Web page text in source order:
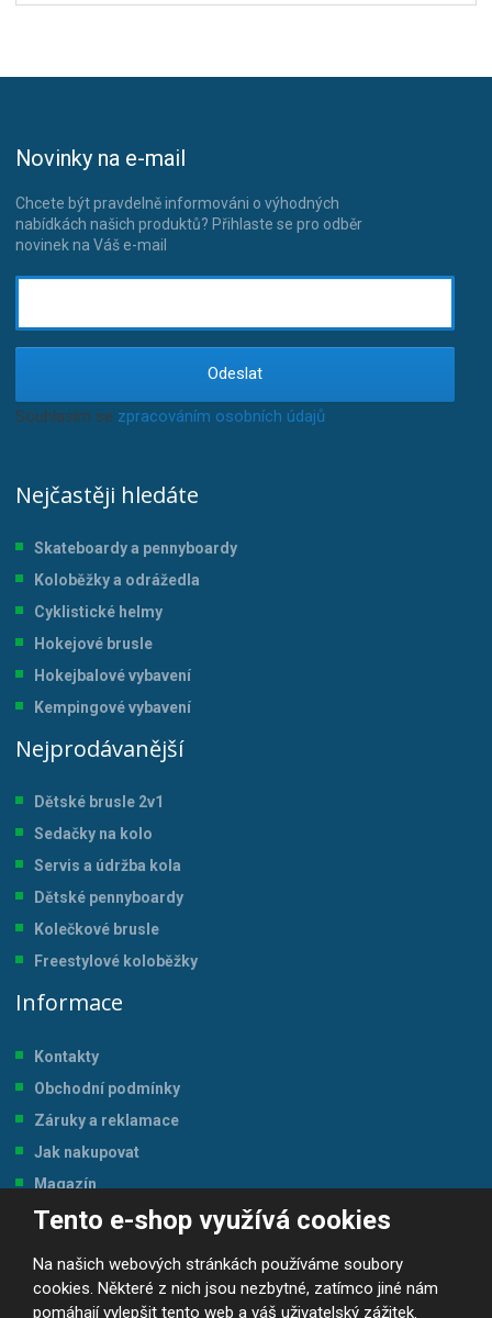
Tento e-shop využívá cookies
Na našich webových stránkách používáme soubory
cookies. Některé z nich jsou nezbytné, zatímco jiné nám
pomáhají vylepšit tento web a váš uživatelský zážitek.
Novinky na e-mail
Chcete být pravdelně informováni o výhodných
nabídkách našich produktů? Přihlaste se pro odběr
novinek na Váš e-mail
Odeslat
Souhlasím se zpracováním osobních údajů.
Nejčastěji hledáte
Skateboardy a pennyboardy
Koloběžky a odrážedla
Cyklistické helmy
Hokejové brusle
Hokejbalové vybavení
Kempingové vybavení
Nejprodávanější
Dětské brusle 2v1
Sedačky na kolo
Servis a údržba kola
Dětské pennyboardy
Kolečkové brusle
Freestylové koloběžky
Informace
Kontakty
Obchodní podmínky
Záruky a reklamace
Jak nakupovat
Magazín
Tabulka velikostí